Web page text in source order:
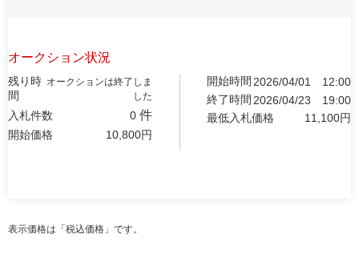
オークション状況
残り時
間
オークションは終了しま
した
入札件数 0 件
開始価格 10,800円
開始時間 2026/04/01
12:00
終了時間 2026/04/23
19:00
最低入札価格
11,100円
表示価格は「税込価格」です。